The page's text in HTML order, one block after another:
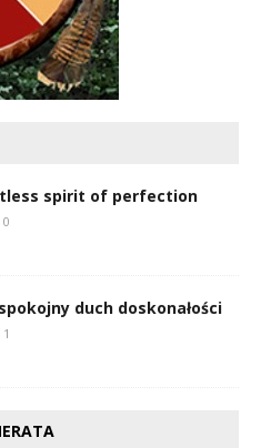
spirit of perfection
0
duch doskonałości
1